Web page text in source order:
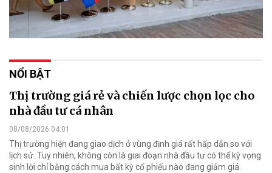
NỔI BẬT
Thị trường giá rẻ và chiến lược chọn lọc cho
nhà đầu tư cá nhân
08/08/2026 04:01
Thị trường hiện đang giao dịch ở vùng định giá rất hấp dẫn so với
lịch sử. Tuy nhiên, không còn là giai đoạn nhà đầu tư có thể kỳ vọng
sinh lời chỉ bằng cách mua bất kỳ cổ phiếu nào đang giảm giá.